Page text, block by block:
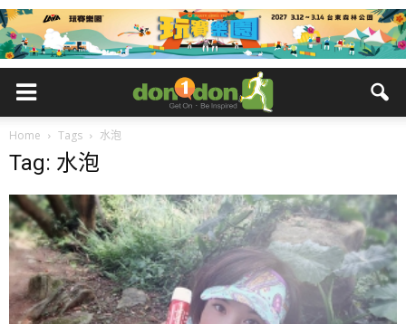
Home Tags 水泡
Tag: 水泡